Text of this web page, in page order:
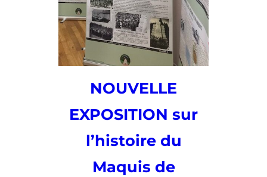
NOUVELLE
EXPOSITION sur
l’histoire du
Maquis de